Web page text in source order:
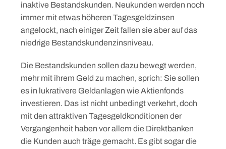
inaktive Bestandskunden. Neukunden werden noch
immer mit etwas höheren Tagesgeldzinsen
angelockt, nach einiger Zeit fallen sie aber auf das
niedrige Bestandskundenzinsniveau.
Die Bestandskunden sollen dazu bewegt werden,
mehr mit ihrem Geld zu machen, sprich: Sie sollen
es in lukrativere Geldanlagen wie Aktienfonds
investieren. Das ist nicht unbedingt verkehrt, doch
mit den attraktiven Tagesgeldkonditionen der
Vergangenheit haben vor allem die Direktbanken
die Kunden auch träge gemacht. Es gibt sogar die